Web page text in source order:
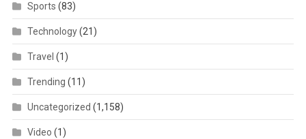
Sports (83)
Technology(21)
Travel (1)
Trending (11)
Uncategorized (1,158)
Video (1)